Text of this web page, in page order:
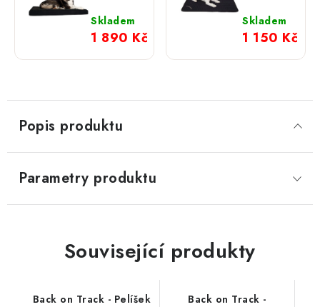
Skladem
1 890 Kč
Allround
Skladem
1 150 Kč
Popis produktu
Parametry produktu
Související produkty
Back on Track - Pelíšek
Back on Track -